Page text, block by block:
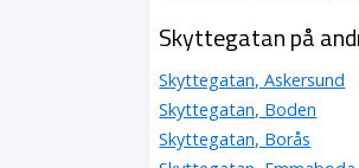
Skyttegatan på
Skyttegatan, Askersund
Skyttegatan, Boden
Skyttegatan, Borås